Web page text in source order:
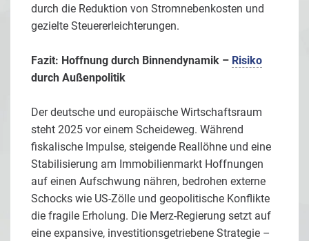
durch die Reduktion von Stromnebenkosten und
gezielte Steuererleichterungen.
Fazit: Hoffnung durch Binnendynamik – Risiko
durch Außenpolitik
Der deutsche und europäische Wirtschaftsraum
steht 2025 vor einem Scheideweg. Während
fiskalische Impulse, steigende Reallöhne und eine
Stabilisierung am Immobilienmarkt Hoffnungen
auf einen Aufschwung nähren, bedrohen externe
Schocks wie US-Zölle und geopolitische Konflikte
die fragile Erholung. Die Merz-Regierung setzt auf
eine expansive, investitionsgetriebene Strategie –